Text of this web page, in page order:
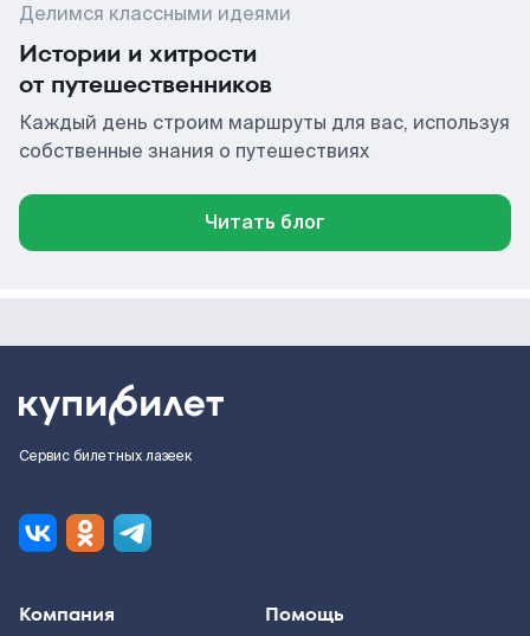
Делимся классными идеями
Истории и хитрости
от путешественников
Каждый день строим маршруты для вас, используя
собственные знания о путешествиях
Читать блог
Сервис билетных лазеек
Компания Помощь